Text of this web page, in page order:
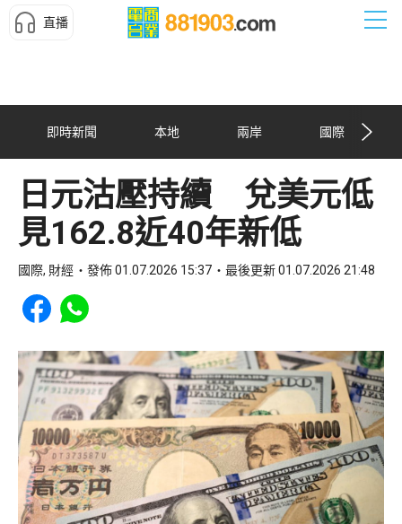
直播
即時新聞 本地 兩岸 國際
日元沽壓持續 兌美元低
見162.8近40年新低
國際, 財經 發佈 01.07.2026 15:37 最後更新 01.07.2026 21:48
Share to Facebook
Share to WhatsApp